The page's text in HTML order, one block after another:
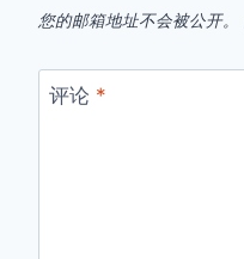
您的邮箱地址不会被公开。
评论 *